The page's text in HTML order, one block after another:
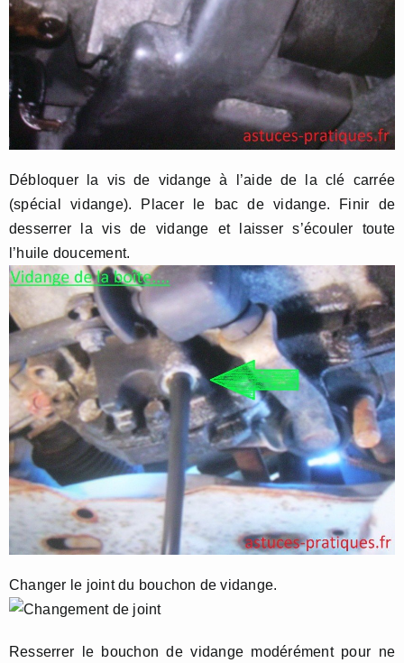
Débloquer la vis de vidange à l’aide de la clé carrée
(spécial vidange). Placer le bac de vidange. Finir de
desserrer la vis de vidange et laisser s’écouler toute
l’huile doucement.
Changer le joint du bouchon de vidange.
Resserrer le bouchon de vidange modérément pour ne